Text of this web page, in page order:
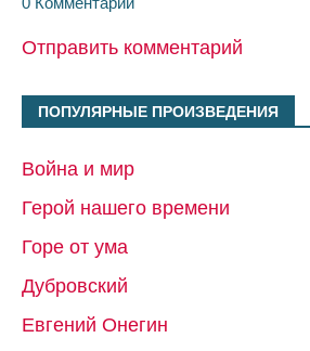
Отправить комментарий
ПОПУЛЯРНЫЕ ПРОИЗВЕДЕНИЯ
Война и мир
Герой нашего времени
Горе от ума
Дубровский
Евгений Онегин